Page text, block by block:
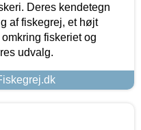
Deres kendetegn
af fiskegrej, et højt
fiskeriet og
udvalg.